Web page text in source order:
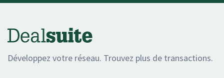
Développez votre réseau. Trouvez plus de transactions.